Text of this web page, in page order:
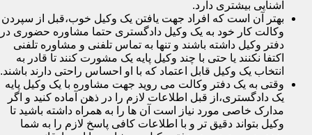
آشنایی بیشتری دارد.
بهتر آن است که افراد جهت یافتن یک وکیل خوب،قبل از سپردن
وکالت کار خود به یک وکیل دادگستری حتما مشاوره حضوری در
دفتر وکیل داشته باشند و تنها به تماس تلفنی و مشاوره تلفنی
اکتفا نکنند یا حتی با چند وکیل پایه یک مشورت کنند تا قادر به
انتخاب یک وکیل قابل اعتماد که با او احساس راحتی دارند باشند.
وقتی به یک دفتر وکالت می روید جهت مشاوره با یک وکیل پایه
یک دادگستری،از قبل اطلاعات لازم را در ذهن آماده کنید و اگر
مدارک خاصی مورد نیاز است آن ها را به همراه داشته باشید تا
وکیل بتواند دقیق تر و با اطلاعات کافی پاسخ لازم را به شما